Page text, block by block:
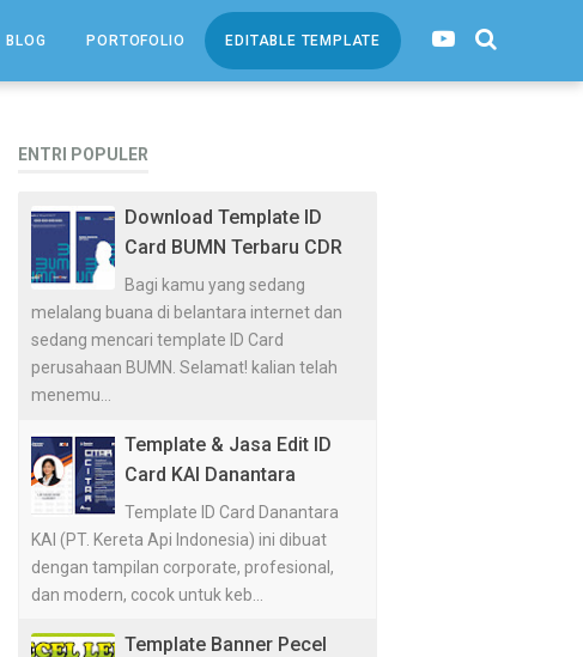
BLOG PORTOFOLIO EDITABLE TEMPLATE
ENTRI POPULER
Download Template ID
Card BUMN Terbaru CDR
Bagi kamu yang sedang
melalang buana di belantara internet dan
sedang mencari template ID Card
perusahaan BUMN. Selamat! kalian telah
menemu...
Template & Jasa Edit ID
Card KAI Danantara
Template ID Card Danantara
KAI (PT. Kereta Api Indonesia) ini dibuat
dengan tampilan corporate, profesional,
dan modern, cocok untuk keb...
Template Banner Pecel